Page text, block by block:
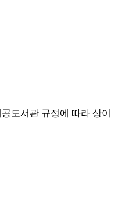
도서관 규정에 따라 상이